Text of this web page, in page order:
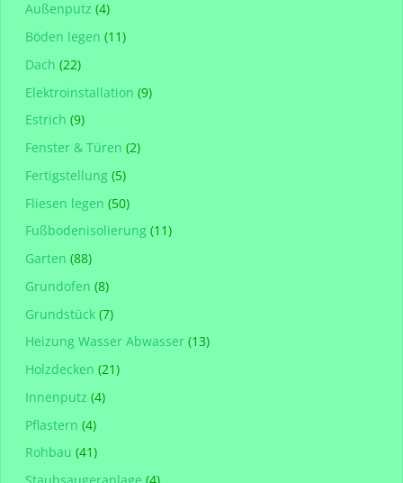
Außenputz (4)
Böden legen (11)
Dach (22)
Elektroinstallation (9)
Estrich (9)
Fenster & Türen (2)
Fertigstellung (5)
Fliesen legen (50)
Fußbodenisolierung (11)
Garten (88)
Grundofen (8)
Grundstück (7)
Heizung Wasser Abwasser (13)
Holzdecken (21)
Innenputz (4)
Pflastern (4)
Rohbau (41)